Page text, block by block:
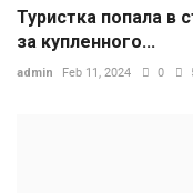
Туристка попала в
за купленного...
admin Feb 11, 2024 0